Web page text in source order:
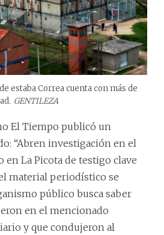
estaba Correa cuenta con más de
GENTILEZA
El Tiempo publicó un
“Abren investigación en el
en La Picota de testigo clave
material periodístico se
público busca saber
en el mencionado
y que condujeron al